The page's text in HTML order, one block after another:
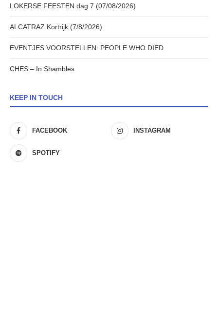
LOKERSE FEESTEN dag 7 (07/08/2026)
ALCATRAZ Kortrijk (7/8/2026)
EVENTJES VOORSTELLEN: PEOPLE WHO DIED
CHES – In Shambles
KEEP IN TOUCH
FACEBOOK INSTAGRAM
SPOTIFY